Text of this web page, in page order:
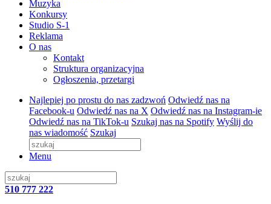
Muzyka
Konkursy
Studio S-1
Reklama
O nas
Kontakt
Struktura organizacyjna
Ogłoszenia, przetargi
Najlepiej po prostu do nas zadzwoń Odwiedź nas na
Facebook-u Odwiedź nas na X Odwiedź nas na Instagram-ie
Odwiedź nas na TikTok-u Szukaj nas na Spotify Wyślij do
nas wiadomość Szukaj
Menu
510 777 222